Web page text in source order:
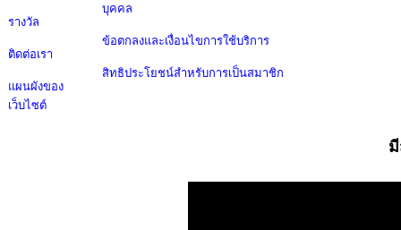
รางวัล
ติดต่อเรา
แผนผังของ
เว็บไซต์
บุคคล
ข้อตกลงและเงื่อนไขการใช้บริการ
สิทธิประโยชน์สำหรับการเป็นสมาชิก